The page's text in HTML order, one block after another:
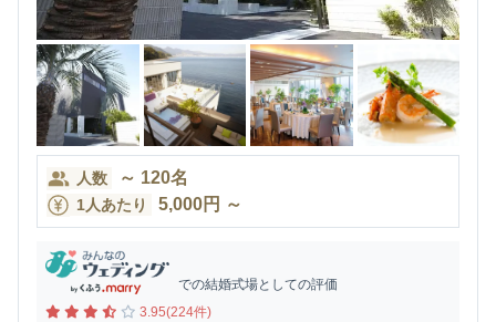
人数 ～ 120名
1人あたり 5,000円 ～
での結婚式場としての評価
3.95(224件)